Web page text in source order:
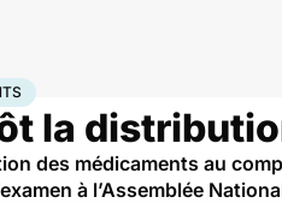
la
des médicaments au
à l’Assemblée